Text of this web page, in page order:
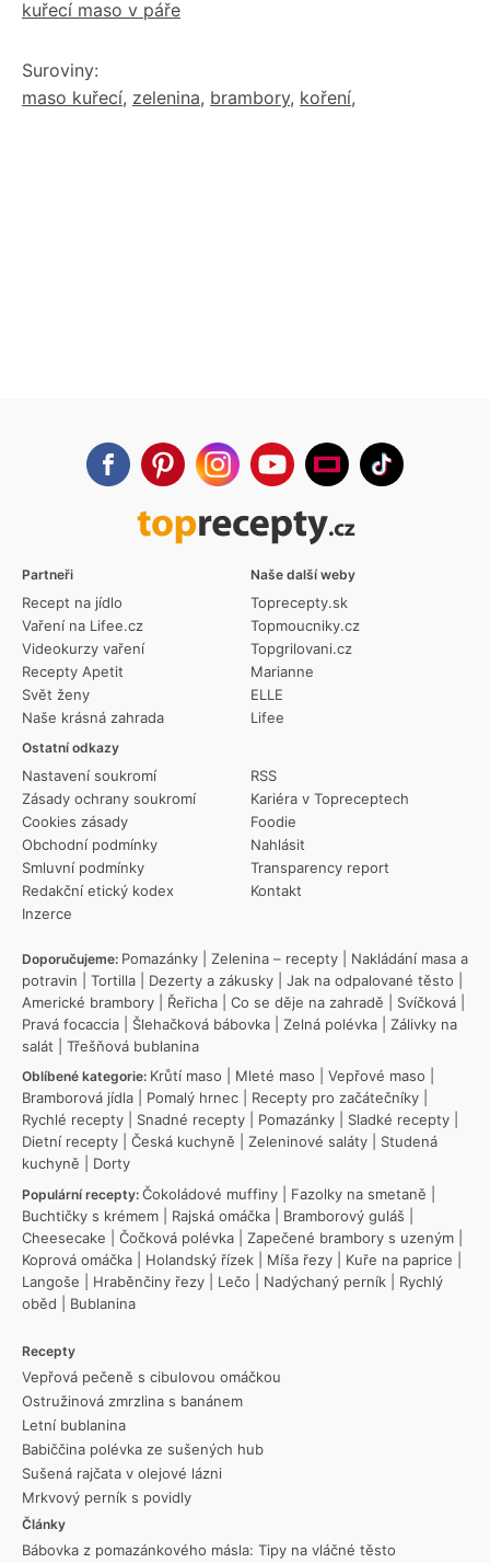
kuřecí maso v páře
Suroviny:
maso kuřecí, zelenina, brambory, koření,
Partneři
Recept na jídlo
Vaření na Lifee.cz
Videokurzy vaření
Recepty Apetit
Svět ženy
Naše krásná zahrada
Ostatní odkazy
Nastavení soukromí
Zásady ochrany soukromí
Cookies zásady
Obchodní podmínky
Smluvní podmínky
Redakční etický kodex
Inzerce
RSS
Kariéra v Topreceptech
Foodie
Nahlásit
Transparency report
Kontakt
Naše další weby
Toprecepty.sk
Topmoucniky.cz
Topgrilovani.cz
Marianne
ELLE
Lifee
Doporučujeme: Pomazánky Zelenina – recepty
Nakládání masa a
potravin
Tortilla Dezerty a zákusky Jak na odpalované těsto
Americké brambory
Řeřicha Co se děje na zahradě Svíčková
Pravá focaccia
Šlehačková bábovka Zelná polévka
Zálivky na
salát
Třešňová bublanina
Oblíbené kategorie: Krůtí maso Mleté maso Vepřové maso
Bramborová jídla
Pomalý hrnec Recepty pro začátečníky
Rychlé recepty
Snadné recepty Pomazánky Sladké recepty
Dietní recepty
Česká kuchyně Zeleninové saláty
Studená
kuchyně
Dorty
Populární recepty: Čokoládové muffiny Fazolky na smetaně
Buchtičky s krémem
Rajská omáčka Bramborový guláš
Cheesecake
Čočková polévka Zapečené brambory s uzeným
Koprová omáčka
Holandský řízek Míša řezy Kuře na paprice
Langoše
Hraběnčiny řezy Lečo Nadýchaný perník
Rychlý
oběd
Bublanina
Recepty
Vepřová pečeně s cibulovou omáčkou
Ostružinová zmrzlina s banánem
Letní bublanina
Babiččina polévka ze sušených hub
Sušená rajčata v olejové lázni
Mrkvový perník s povidly
Články
Bábovka z pomazánkového másla: Tipy na vláčné těsto